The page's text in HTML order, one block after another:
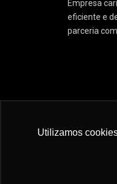
Utilizamos
Empresa
eficiente e
parceria
© 2022 :: 2